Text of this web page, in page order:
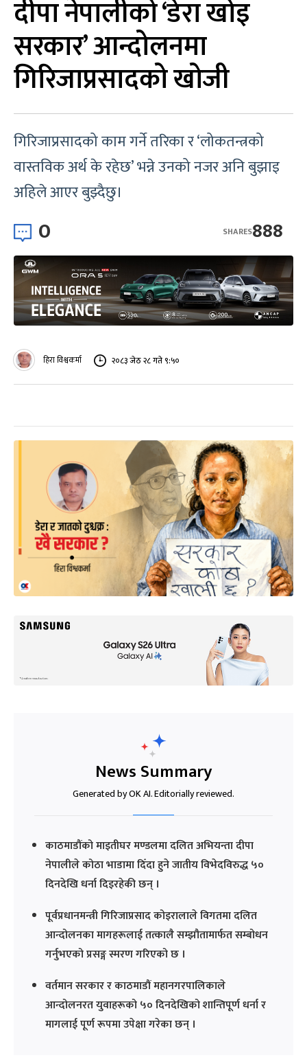
दीपा नेपालीको ‘डेरा खोइ
सरकार’ आन्दोलनमा
गिरिजाप्रसादको खोजी
गिरिजाप्रसादको काम गर्ने तरिका र ‘लोकतन्त्रको
वास्तविक अर्थ के रहेछ’ भन्ने उनको नजर अनि बुझाइ
अहिले आएर बुझ्दैछु।
0 888
SHARES
हिरा विश्वकर्मा २०८३ जेठ २८ गते ९:५०
News Summary
Generated by OK AI. Editorially reviewed.
काठमाडौंको माइतीघर मण्डलमा दलित अभियन्ता दीपा
नेपालीले कोठा भाडामा दिँदा हुने जातीय विभेदविरुद्ध ५०
दिनदेखि धर्ना दिइरहेकी छन् ।
पूर्वप्रधानमन्त्री गिरिजाप्रसाद कोइरालाले विगतमा दलित
आन्दोलनका मागहरूलाई तत्कालै सम्झौतामार्फत सम्बोधन
गर्नुभएको प्रसङ्ग स्मरण गरिएको छ ।
वर्तमान सरकार र काठमाडौं महानगरपालिकाले
आन्दोलनरत युवाहरूको ५० दिनदेखिको शान्तिपूर्ण धर्ना र
मागलाई पूर्ण रूपमा उपेक्षा गरेका छन् ।